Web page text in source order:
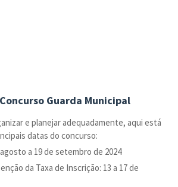
Guarda Municipal
e planejar adequadamente, aqui está
datas do concurso:
a 19 de setembro de 2024
da Taxa de Inscrição: 13 a 17 de